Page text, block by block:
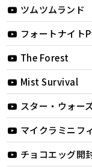
ツムツムランド
フォートナイト
The Forest
Mist Survival
スター・ウォー
マイクラミニフ
チョコエッグ開